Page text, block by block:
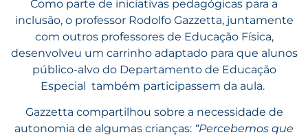
Como parte de iniciativas pedagógicas para a
inclusão, o professor Rodolfo Gazzetta, juntamente
com outros professores de Educação Física,
desenvolveu um carrinho adaptado para que alunos
público-alvo do Departamento de Educação
Especial também participassem da aula.
Gazzetta compartilhou sobre a necessidade de
autonomia de algumas crianças: “Percebemos que